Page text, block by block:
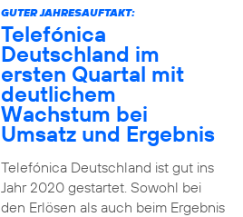
GUTER JAHRESAUFTAKT:
Telefónica
Deutschland im
ersten Quartal mit
deutlichem
Wachstum bei
Umsatz und Ergebnis
Telefónica Deutschland ist gut ins
Jahr 2020 gestartet. Sowohl bei
den Erlösen als auch beim Ergebnis